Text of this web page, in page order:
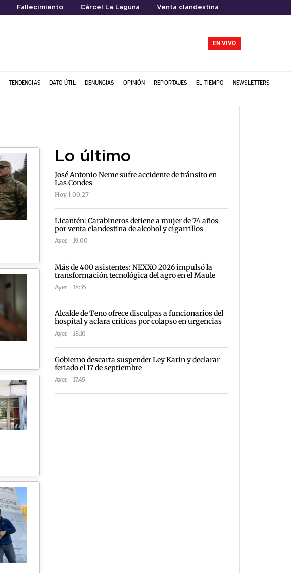
Fallecimiento Cárcel La Laguna Venta clandestina
EN VIVO
TENDENCIAS DATO ÚTIL DENUNCIAS OPINIÓN REPORTAJES EL TIEMPO NEWSLETTERS
Lo último
José Antonio Neme sufre accidente de tránsito en
Las Condes
Hoy | 00:27
Licantén: Carabineros detiene a mujer de 74 años
por venta clandestina de alcohol y cigarrillos
Ayer | 19:00
Más de 400 asistentes: NEXXO 2026 impulsó la
transformación tecnológica del agro en el Maule
Ayer | 18:35
Alcalde de Teno ofrece disculpas a funcionarios del
hospital y aclara críticas por colapso en urgencias
Ayer | 18:10
Gobierno descarta suspender Ley Karin y declarar
feriado el 17 de septiembre
Ayer | 17:45